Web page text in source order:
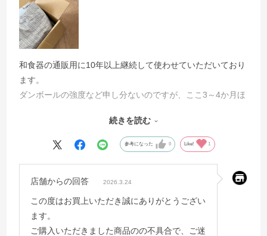
和食器の通販用に10年以上継続して使わせていただいており
ます。
ダンボールの強度など申し分ないのですが、ここ3～4か月ほ
写真のように折り目の入れ方が不完全なものが混在している
ことが目に付くようになりました。
梱包したときに箱の形も少しゆがみがでて、きれいではあり
品質管理の徹底をお願いしたいと思います。
続きを読む
参考になった 0 Like! 1
店舗からの回答 2026.3.24
この度はお買上いただき誠にありがとうござい
ます。
ご購入いただきました商品のの不具合で、ご迷